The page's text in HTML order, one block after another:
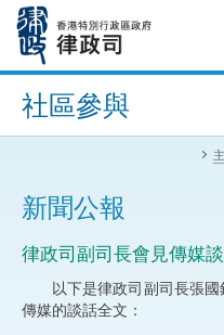
內
進階搜尋
社區參與
新聞公報
律政司副司長會見傳媒
以下是律政司副司長張國
傳媒的談話全文：